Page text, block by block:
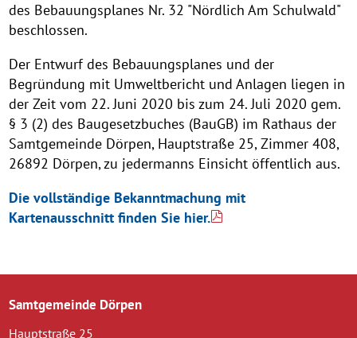
des Bebauungsplanes Nr. 32 "Nördlich Am Schulwald"
beschlossen.
Der Entwurf des Bebauungsplanes und der
Begründung mit Umweltbericht und Anlagen liegen in
der Zeit vom 22. Juni 2020 bis zum 24. Juli 2020 gem.
§ 3 (2) des Baugesetzbuches (BauGB) im Rathaus der
Samtgemeinde Dörpen, Hauptstraße 25, Zimmer 408,
26892 Dörpen, zu jedermanns Einsicht öffentlich aus.
Die vollständige Bekanntmachung mit
Kartenausschnitt finden Sie hier.
Samtgemeinde Dörpen
Hauptstraße 25